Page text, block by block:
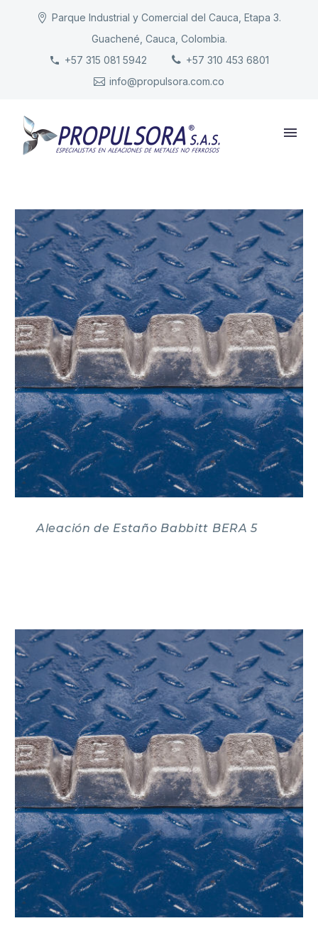
Parque Industrial y Comercial del Cauca, Etapa 3.
Guachené, Cauca, Colombia.
+57 315 081 5942
+57 310 453 6801
info@propulsora.com.co
INICIO
PRODUCTOS
Aleación de Estaño Babbitt BERA 5